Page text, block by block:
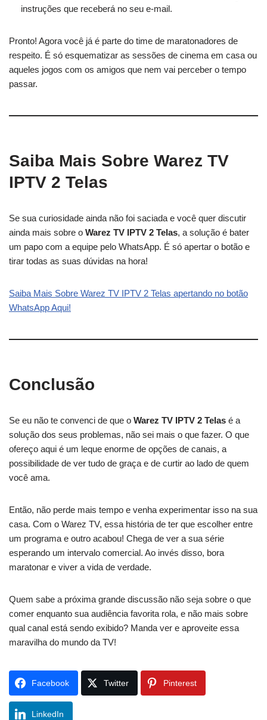
instruções que receberá no seu e-mail.
Pronto! Agora você já é parte do time de maratonadores de
respeito. É só esquematizar as sessões de cinema em casa ou
aqueles jogos com os amigos que nem vai perceber o tempo
passar.
Saiba Mais Sobre Warez TV
IPTV 2 Telas
Se sua curiosidade ainda não foi saciada e você quer discutir
ainda mais sobre o Warez TV IPTV 2 Telas, a solução é bater
um papo com a equipe pelo WhatsApp. É só apertar o botão e
tirar todas as suas dúvidas na hora!
Saiba Mais Sobre Warez TV IPTV 2 Telas apertando no botão
WhatsApp Aqui!
Conclusão
Se eu não te convenci de que o Warez TV IPTV 2 Telas é a
solução dos seus problemas, não sei mais o que fazer. O que
ofereço aqui é um leque enorme de opções de canais, a
possibilidade de ver tudo de graça e de curtir ao lado de quem
você ama.
Então, não perde mais tempo e venha experimentar isso na sua
casa. Com o Warez TV, essa história de ter que escolher entre
um programa e outro acabou! Chega de ver a sua série
esperando um intervalo comercial. Ao invés disso, bora
maratonar e viver a vida de verdade.
Quem sabe a próxima grande discussão não seja sobre o que
comer enquanto sua audiência favorita rola, e não mais sobre
qual canal está sendo exibido? Manda ver e aproveite essa
maravilha do mundo da TV!
Facebook Twitter Pinterest
LinkedIn